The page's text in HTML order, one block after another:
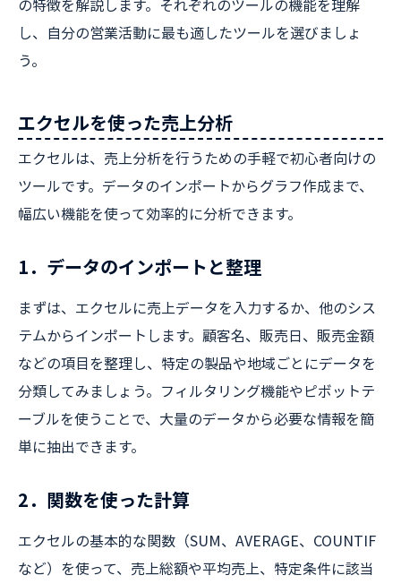
の特徴を解説します。それぞれのツールの機能を理解
し、自分の営業活動に最も適したツールを選びましょ
う。
エクセルを使った売上分析
エクセルは、売上分析を行うための手軽で初心者向けの
ツールです。データのインポートからグラフ作成まで、
幅広い機能を使って効率的に分析できます。
1．データのインポートと整理
まずは、エクセルに売上データを入力するか、他のシス
テムからインポートします。顧客名、販売日、販売金額
などの項目を整理し、特定の製品や地域ごとにデータを
分類してみましょう。フィルタリング機能やピボットテ
ーブルを使うことで、大量のデータから必要な情報を簡
単に抽出できます。
2．関数を使った計算
エクセルの基本的な関数（SUM、AVERAGE、COUNTIF
など）を使って、売上総額や平均売上、特定条件に該当